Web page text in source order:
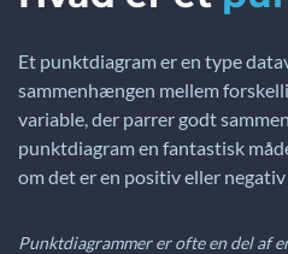
Et punktdiagram er en type
sammenhængen mellem
variable, der parrer godt
punktdiagram en fantastisk
om det er en positiv eller
Punktdiagrammer er ofte en del af